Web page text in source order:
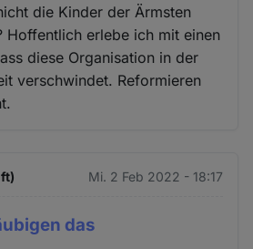
die Kinder der Ärmsten
Hoffentlich erlebe ich mit einen
diese Organisation in der
verschwindet. Reformieren
Mi. 2 Feb 2022 - 18:17
das